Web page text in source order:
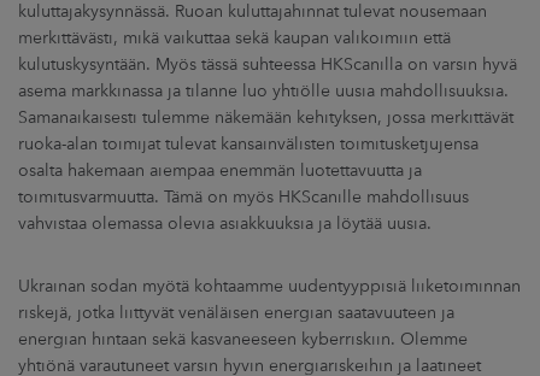
kuluttajakysynnässä. Ruoan kuluttajahinnat tulevat nousemaan
merkittävästi, mikä vaikuttaa sekä kaupan valikoimiin että
kulutuskysyntään. Myös tässä suhteessa HKScanilla on varsin hyvä
asema markkinassa ja tilanne luo yhtiölle uusia mahdollisuuksia.
Samanaikaisesti tulemme näkemään kehityksen, jossa merkittävät
ruoka-alan toimijat tulevat kansainvälisten toimitusketjujensa
osalta hakemaan aiempaa enemmän luotettavuutta ja
toimitusvarmuutta. Tämä on myös HKScanille mahdollisuus
vahvistaa olemassa olevia asiakkuuksia ja löytää uusia.
Ukrainan sodan myötä kohtaamme uudentyyppisiä liiketoiminnan
riskejä, jotka liittyvät venäläisen energian saatavuuteen ja
energian hintaan sekä kasvaneeseen kyberriskiin. Olemme
yhtiönä varautuneet varsin hyvin energiariskeihin ja laatineet